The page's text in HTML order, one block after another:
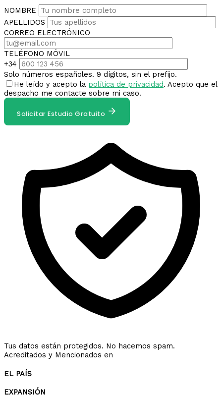
NOMBRE
APELLIDOS
CORREO ELECTRÓNICO
TELÉFONO MÓVIL
+34
Solo números españoles. 9 dígitos, sin el prefijo.
He leído y acepto la política de privacidad. Acepto que el
despacho me contacte sobre mi caso.
Solicitar Estudio Gratuito
Tus datos están protegidos. No hacemos spam.
Acreditados y Mencionados en
EL PAÍS
EXPANSIÓN